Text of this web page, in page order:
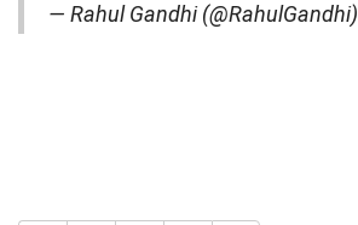
— Rahul Gandhi (@RahulGandhi)